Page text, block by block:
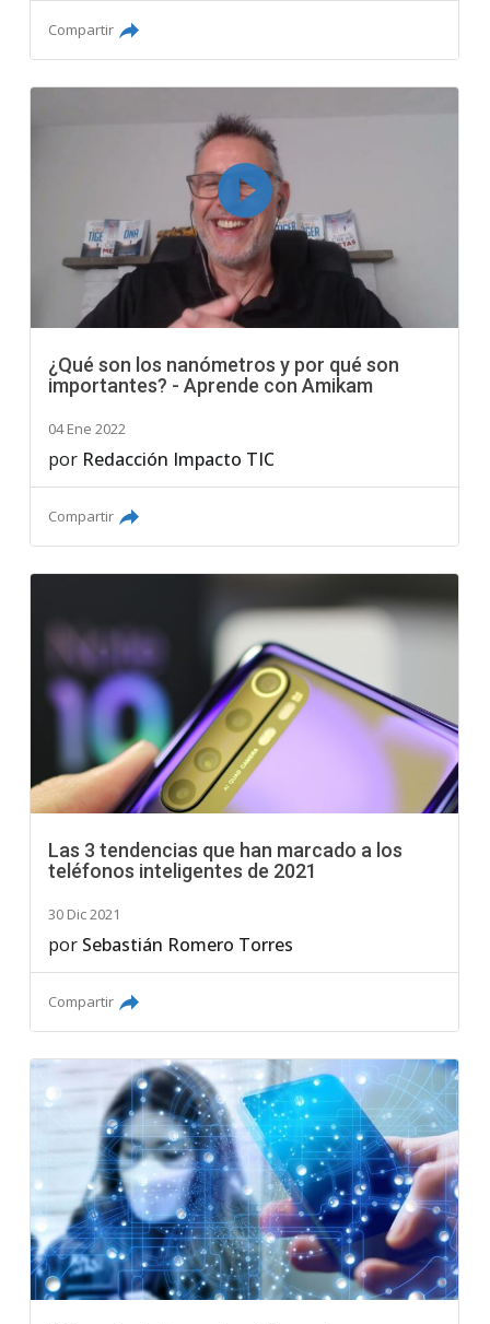
Compartir
¿Qué son los nanómetros y por qué son
importantes? - Aprende con Amikam
04 Ene 2022
por Redacción Impacto TIC
Compartir
Las 3 tendencias que han marcado a los
teléfonos inteligentes de 2021
30 Dic 2021
por Sebastián Romero Torres
Compartir